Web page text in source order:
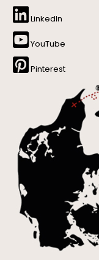
LinkedIn
YouTube
Pinterest